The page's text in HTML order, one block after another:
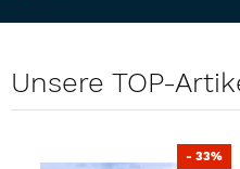
Unsere TOP-
- 33%